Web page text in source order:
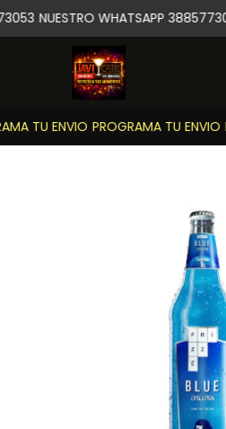
TU ENVIO PROGRAMA TU ENVIO
NUESTRO WHATSAPP